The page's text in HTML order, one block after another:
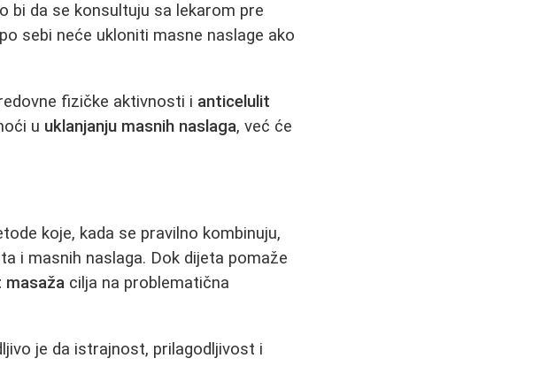
bi da se konsultuju sa lekarom pre
sebi neće ukloniti masne naslage ako
fizičke aktivnosti i anticelulit
u uklanjanju masnih naslaga, već će
koje, kada se pravilno kombinuju,
i masnih naslaga. Dok dijeta pomaže
masaža cilja na problematična
je da istrajnost, prilagodljivost i